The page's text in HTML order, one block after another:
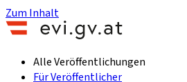
Zum Inhalt
Alle Veröffentlichungen
Für Veröffentlicher